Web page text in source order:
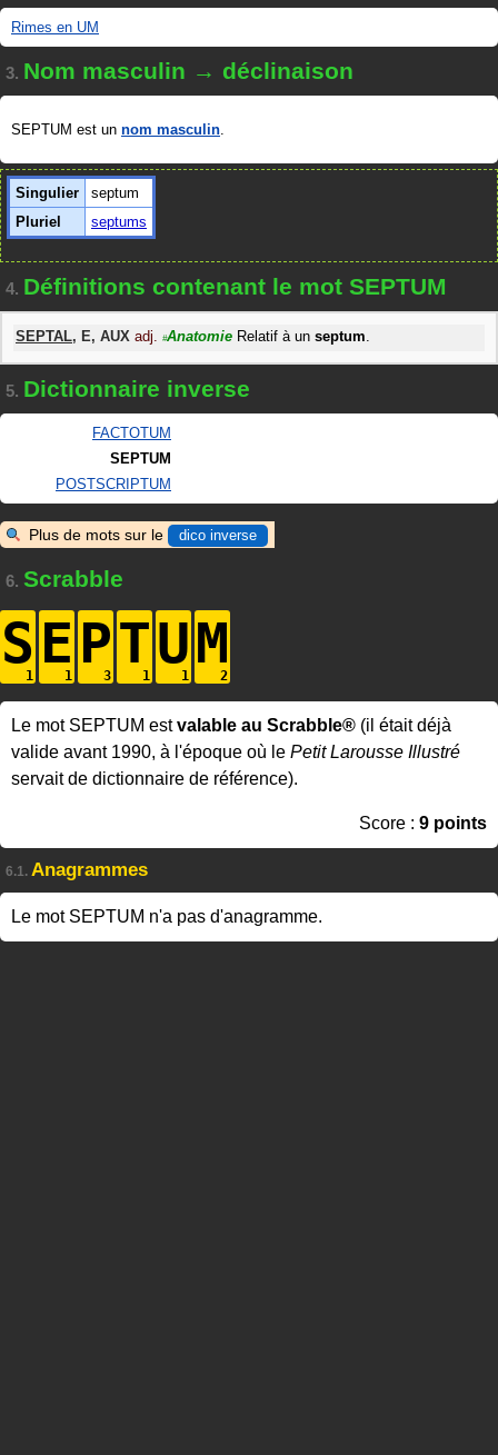
Rimes en UM
3. Nom masculin → déclinaison
SEPTUM est un nom masculin.
Singulier
septum
Pluriel
septums
4. Définitions contenant le mot SEPTUM
SEPTAL, E, AUX adj. #Anatomie Relatif à un septum.
5. Dictionnaire inverse
FACTOTUM
SEPTUM
POSTSCRIPTUM
Plus de mots sur le dico inverse
6. Scrabble
S E PTUM
Le mot SEPTUM estvalable au Scrabble® (il était déjà
valide avant 1990, à l'époque où le Petit Larousse Illustré
servait de dictionnaire de référence).
Score : 9 points
6.1. Anagrammes
Le mot SEPTUM n'a pas d'anagramme.